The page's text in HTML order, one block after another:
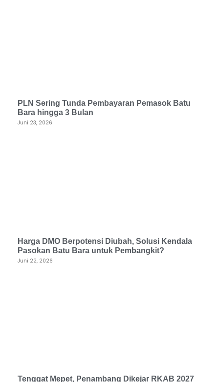
PLN Sering Tunda Pembayaran Pemasok Batu
Bara hingga 3 Bulan
Juni 23, 2026
Harga DMO Berpotensi Diubah, Solusi Kendala
Pasokan Batu Bara untuk Pembangkit?
Juni 22, 2026
Tenggat Mepet, Penambang Dikejar RKAB 2027